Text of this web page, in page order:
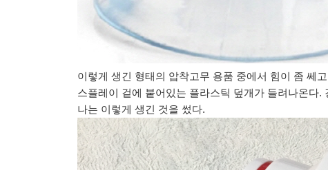
이렇게 생긴 형태의 압착고무 용품 중에서 힘이 좀 쎄
스플레이 겉에 붙어있는 플라스틱 덮개가 들려나온다
나는 이렇게 생긴 것을 썼다.